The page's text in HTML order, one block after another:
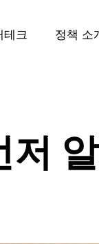
테크 정책 소
저 알